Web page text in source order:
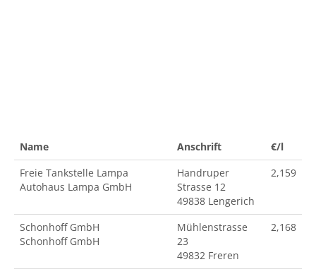
Name Anschrift
€/l
Freie Tankstelle Lampa
Autohaus Lampa GmbH
Handruper
Strasse 12
49838 Lengerich
2,159
Schonhoff GmbH
Schonhoff GmbH
Mühlenstrasse
23
49832 Freren
2,168